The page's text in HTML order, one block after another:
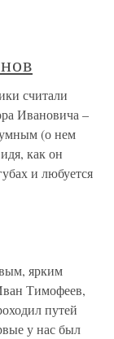
считали
Ивановича –
(о нем
как он
и любуется
ярким
Тимофеев,
путей
у нас был